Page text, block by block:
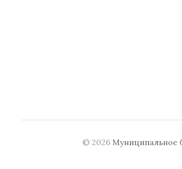
© 2026 Муниципальное